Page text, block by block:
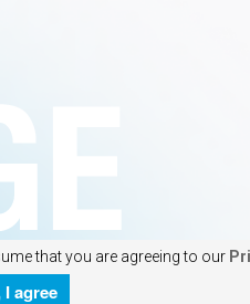
that you are agreeing to our
I agree